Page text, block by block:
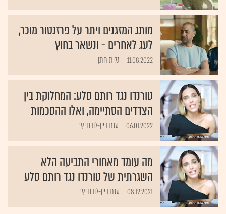
מותג המזגנים ויתר על פרזנטור מוכר,
לעג לאחרים - ונשאר בחוץ
11.08.2022 גלית חתן
טורנדו נגד רותם סלע: המחלוקת בין
הצדדים הסתיימה, ואלו ההסכמות
06.01.2022 ענת ביין-לובוביץ'
מה עומד מאחורי התביעה הלא
השגרתית של טורנדו נגד רותם סלע
08.12.2021 ענת ביין-לובוביץ'